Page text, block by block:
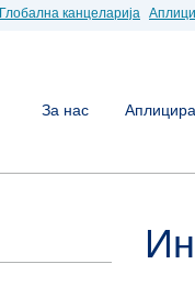
Глобална канцеларија
За нас